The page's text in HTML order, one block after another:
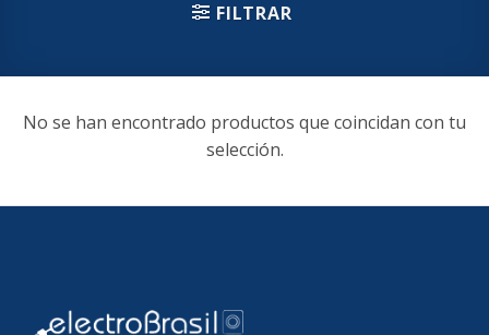
FILTRAR
No se han encontrado productos que coincidan con tu
selección.